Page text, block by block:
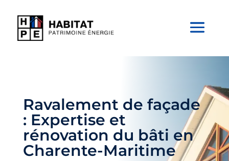
Ravalement de façade
: Expertise et
rénovation du bâti en
Charente-Maritime